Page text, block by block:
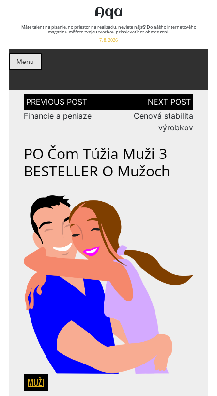
Aqa
Máte talent na písanie, no priestor na realizáciu, neviete nájsť? Do nášho internetového
magazínu môžete svojou tvorbou prispievať bez obmedzení.
7. 8. 2026
Menu
Navigace
pro
příspěvek
Financie a peniaze
Cenová stabilita
výrobkov
PO Čom Túžia Muži 3
BESTELLER O Mužoch
MUŽI